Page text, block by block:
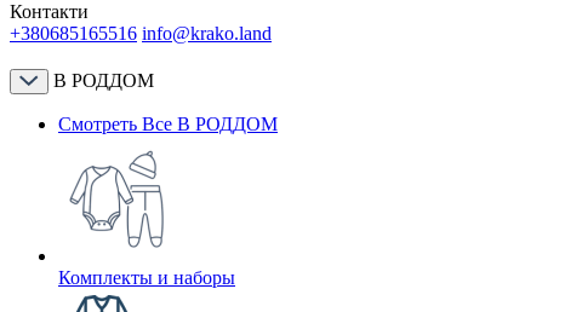
Контакти
+380685165516 info@krako.land
В РОДДОМ
Смотреть Все В РОДДОМ
Комплекты и наборы